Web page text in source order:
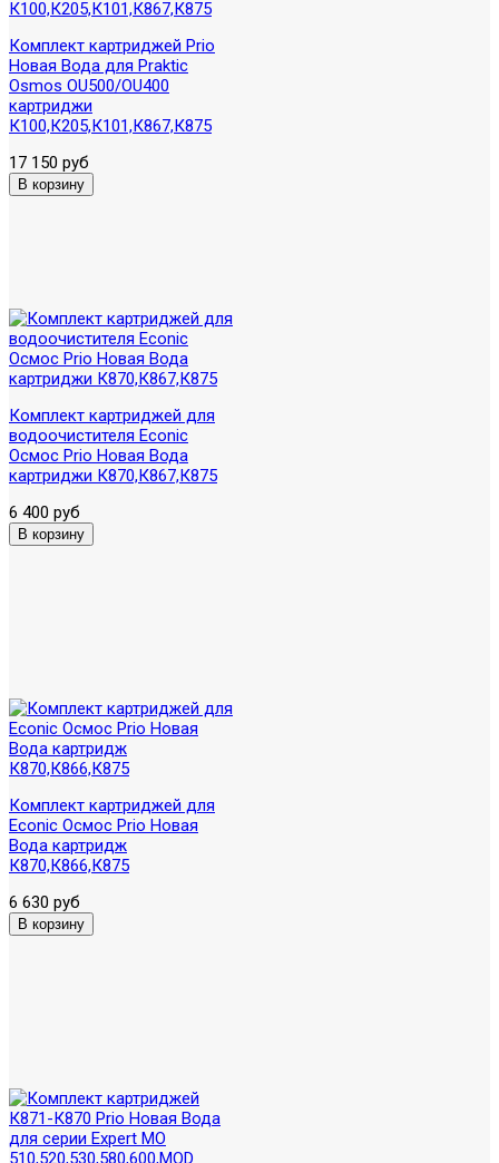
Комплект картриджей Prio
Новая Вода для Praktic
Osmos OU500/OU400
картриджи
К100,К205,К101,К867,К875
17 150 руб
Комплект картриджей для
водоочистителя Econic
Осмос Prio Новая Вода
картриджи К870,К867,К875
6 400 руб
Комплект картриджей для
Econic Осмос Prio Новая
Вода картридж
К870,К866,К875
6 630 руб